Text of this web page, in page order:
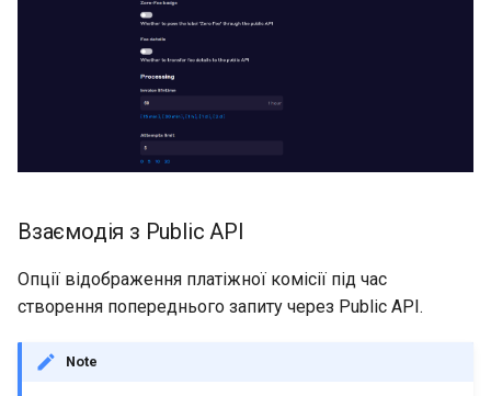
Взаємодія з Public API
Опції відображення платіжної комісії під час
створення попереднього запиту через Public API.
Note